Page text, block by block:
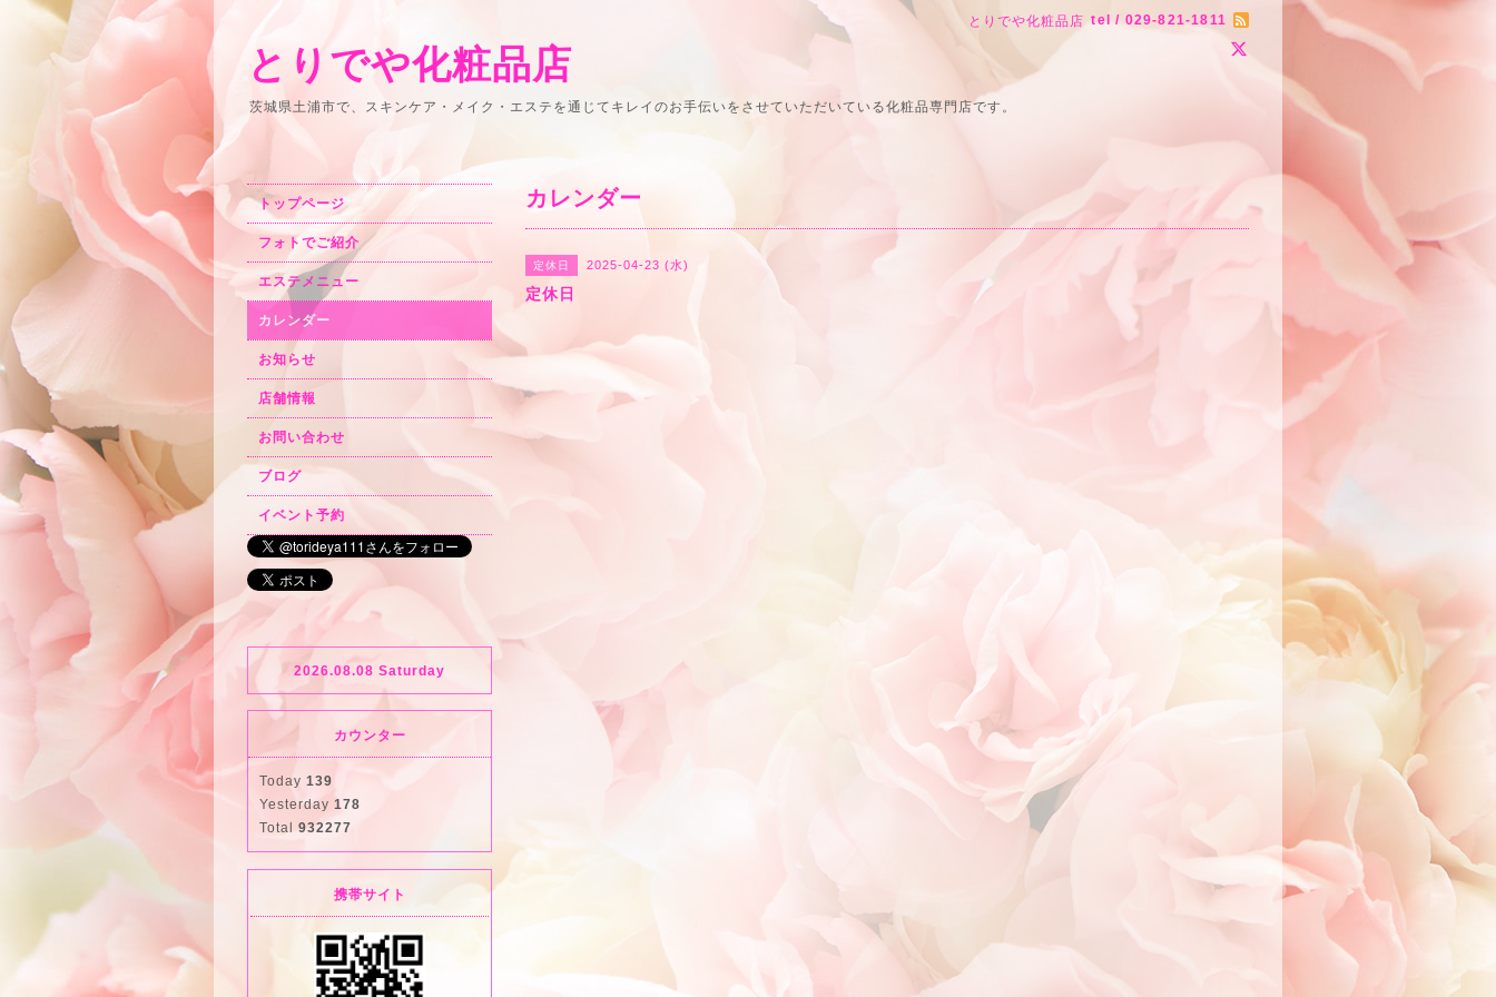
とりでや化粧品店 tel / 029-821-1811
とりでや化粧品店
茨城県土浦市で、スキンケア・メイク・エステを通じてキレイのお手伝いをさせていただいている化粧品専門店です。
カレンダー
定休日 2025-04-23 (水)
定休日
トップページ
フォトでご紹介
エステメニュー
カレンダー
お知らせ
店舗情報
お問い合わせ
ブログ
イベント予約
2026.08.08 Saturday
カウンター
Today 139
Yesterday 178
Total 932277
携帯サイト